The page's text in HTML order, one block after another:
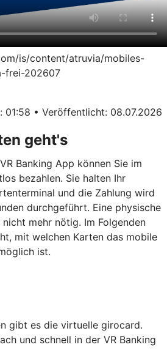
is/content/atruvia/mobiles-
frei-202607
01:58 • Veröffentlicht: 08.07.2026
geht's
Banking App können Sie im
bezahlen. Sie halten Ihr
und die Zahlung wird
durchgeführt. Eine physische
mehr nötig. Im Folgenden
mit welchen Karten das mobile
ist.
gibt es die virtuelle girocard.
und schnell in der VR Banking